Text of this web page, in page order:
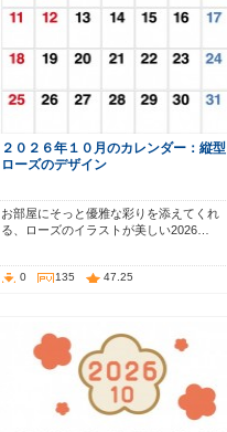
２０２６年１０月のカレンダー：縦型
ローズのデザイン
お部屋にそっと優雅な彩りを添えてくれ
る、ローズのイラストが美しい2026…
0 135 47.25